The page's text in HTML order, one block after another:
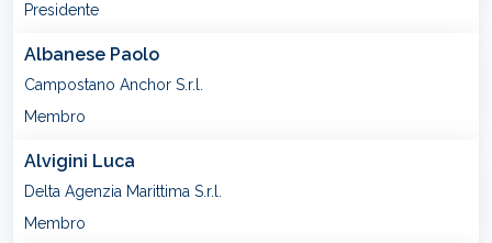
Presidente
Albanese Paolo
Campostano Anchor S.r.l.
Membro
Alvigini Luca
Delta Agenzia Marittima S.r.l.
Membro